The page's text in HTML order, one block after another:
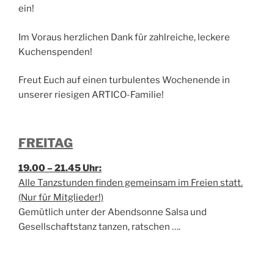
ein!
Im Voraus herzlichen Dank für zahlreiche, leckere
Kuchenspenden!
Freut Euch auf einen turbulentes Wochenende in
unserer riesigen ARTICO-Familie!
FREITAG
19.00 – 21.45 Uhr:
Alle Tanzstunden finden gemeinsam im Freien statt.
(Nur für Mitglieder!)
Gemütlich unter der Abendsonne Salsa und
Gesellschaftstanz tanzen, ratschen ….